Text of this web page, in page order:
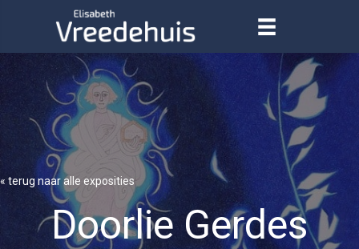
« terug naar alle exposities
Doorlie Gerdes